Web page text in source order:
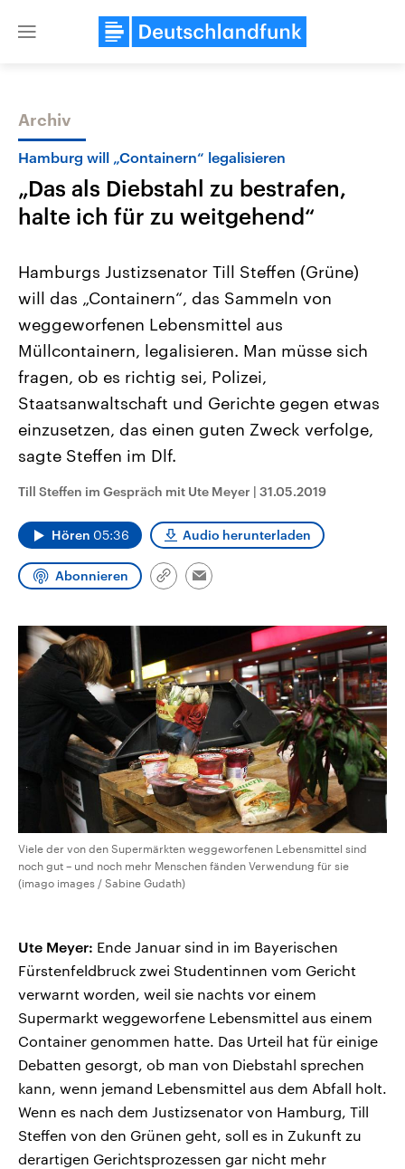
Close
Themen
Landtagswahl Sachsen-Anhalt
2026
Alle Informationen
Sachsen-Anhalt wählt am 6.
September 2026 einen neuen
Landtag. Seit 2021 wird das
Bundesland von einer Koalition aus
Umfragen, Prognosen,
Wahlprogramme, aktuelle Berichte
und Hintergründe zu den Parteien
Wahl.
USA
Aktuelle Beiträge,
Hintergründe
Wirtschaftlich und
gehören die Vereinigten
den mächtigsten Ländern
mit großem Einfluss auf
aktuelle Weltgeschehen.
Sendungen Programm
Archiv
Hamburg will „Containern“ legalisieren
„Das als Diebstahl zu bestrafen,
halte ich für zu weitgehend“
Hamburgs Justizsenator Till Steffen (Grüne)
will das „Containern“, das Sammeln von
weggeworfenen Lebensmittel aus
Müllcontainern, legalisieren. Man müsse sich
fragen, ob es richtig sei, Polizei,
Staatsanwaltschaft und Gerichte gegen etwas
einzusetzen, das einen guten Zweck verfolge,
sagte Steffen im Dlf.
Till Steffen im Gespräch mit Ute Meyer | 31.05.2019
Hören 05:36 Audio herunterladen
Abonnieren
Link
Email
Viele der von den Supermärkten weggeworfenen Lebensmittel sind
noch gut – und noch mehr Menschen fänden Verwendung für sie
(imago images / Sabine Gudath)
Ute Meyer: Ende Januar sind in im Bayerischen
Fürstenfeldbruck zwei Studentinnen vom Gericht
verwarnt worden, weil sie nachts vor einem
Supermarkt weggeworfene Lebensmittel aus einem
Container genommen hatte. Das Urteil hat für einige
Debatten gesorgt, ob man von Diebstahl sprechen
kann, wenn jemand Lebensmittel aus dem Abfall holt.
Wenn es nach dem Justizsenator von Hamburg, Till
Steffen von den Grünen geht, soll es in Zukunft zu
derartigen Gerichtsprozessen gar nicht mehr